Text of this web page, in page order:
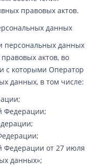
правовых актов.
данных
персональных данных
актов, во
с которыми Оператор
данных, в том числе:
Федерации;
Федерации от 27 июля
данных»;